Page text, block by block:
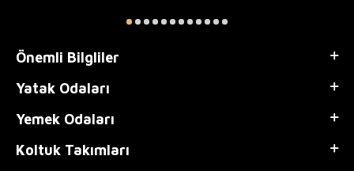
Önemli Bilgliler
Yatak Odaları
Yemek Odaları
Koltuk Takımları